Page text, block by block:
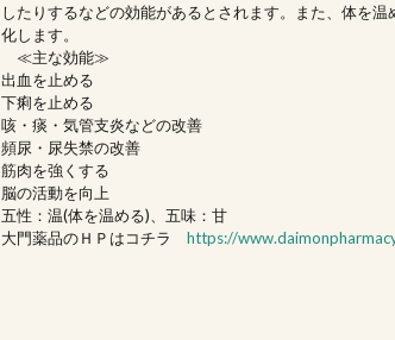
したりするなどの効能があるとされます。また、体を温
化します。
≪主な効能≫
出血を止める
下痢を止める
咳・痰・気管支炎などの改善
頻尿・尿失禁の改善
筋肉を強くする
脳の活動を向上
五性：温(体を温める)、五味：甘
大門薬品のＨＰはコチラ https://